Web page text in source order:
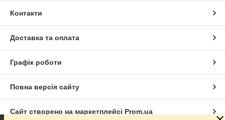
Контакти
Доставка та оплата
Графік роботи
Повна версія сайту
Сайт створено на маркетплейсі Prom.ua